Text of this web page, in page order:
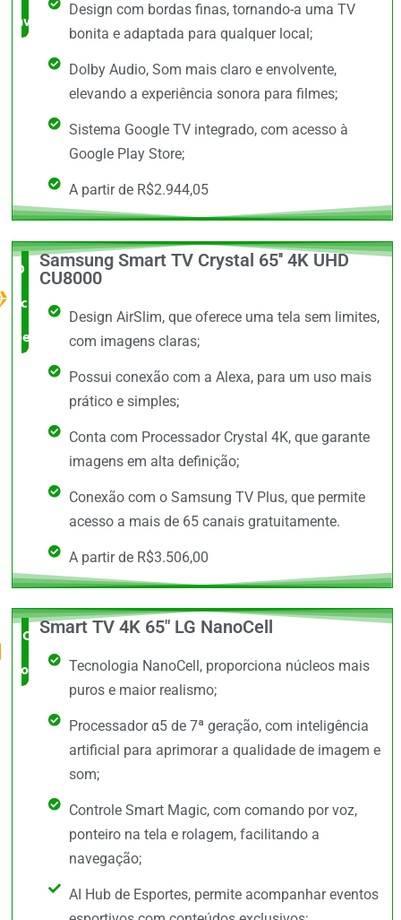
avaliado!
Design com bordas finas, tornando-a uma TV
bonita e adaptada para qualquer local;
Dolby Audio, Som mais claro e envolvente,
elevando a experiência sonora para filmes;
Sistema Google TV integrado, com acesso à
Google Play Store;
A partir de R$2.944,05
O Melhor
custo x
benefício
Samsung Smart TV Crystal 65'' 4K UHD
CU8000
Design AirSlim, que oferece uma tela sem limites,
com imagens claras;
Possui conexão com a Alexa, para um uso mais
prático e simples;
Conta com Processador Crystal 4K, que garante
imagens em alta definição;
Conexão com o Samsung TV Plus, que permite
acesso a mais de 65 canais gratuitamente.
A partir de R$3.506,00
O Mais
completo
Smart TV 4K 65" LG NanoCell
Tecnologia NanoCell, proporciona núcleos mais
puros e maior realismo;
Processador α5 de 7ª geração, com inteligência
artificial para aprimorar a qualidade de imagem e
som;
Controle Smart Magic, com comando por voz,
ponteiro na tela e rolagem, facilitando a
navegação;
AI Hub de Esportes, permite acompanhar eventos